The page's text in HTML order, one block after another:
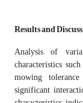
Results and
Analysis of
characteristics
mowing
significant